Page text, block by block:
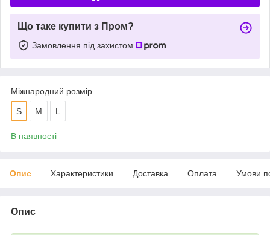
Що таке купити з Пром?
Замовлення під захистом
Міжнародний розмір
S M L
В наявності
Опис Характеристики Доставка Оплата Умови
Опис